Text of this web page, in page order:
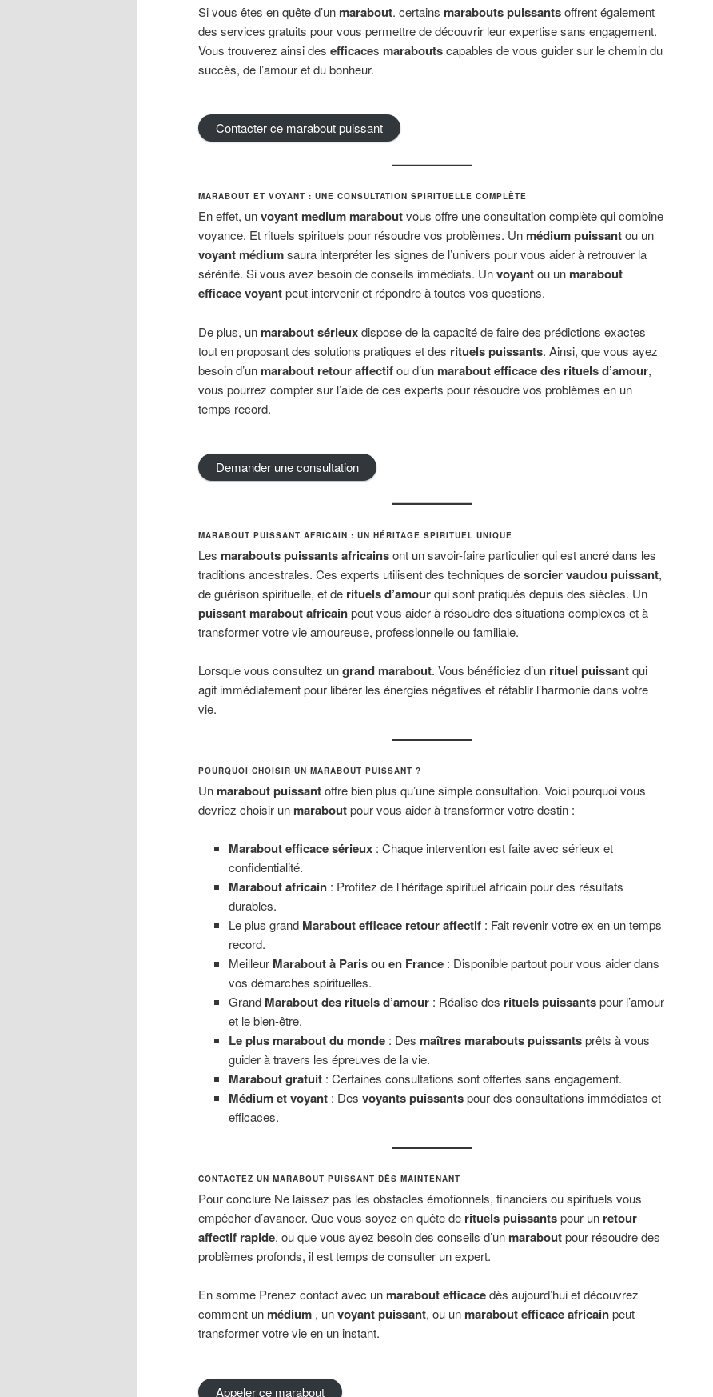
Si vous êtes en quête d’un marabout. certains marabouts puissantsoffrent également
des services gratuits pour vous permettre de découvrir leur expertise sans engagement.
Vous trouverez ainsi des efficaces maraboutscapables de vous guider sur le chemin du
succès, de l’amour et du bonheur.
Contacter ce marabout puissant
MARABOUT ET VOYANT : UNE CONSULTATION SPIRITUELLE COMPLÈTE
En effet, unvoyant medium maraboutvous offre une consultation complète qui combine
voyance. Et rituels spirituels pour résoudre vos problèmes. Un médium puissantou un
voyant médiumsaura interpréter les signes de l’univers pour vous aider à retrouver la
sérénité. Si vous avez besoin de conseils immédiats. Unvoyantou un marabout
efficace voyantpeut intervenir et répondre à toutes vos questions.
De plus, un marabout sérieuxdispose de la capacité de faire des prédictions exactes
tout en proposant des solutions pratiques et des rituels puissants. Ainsi, que vous ayez
besoin d’un marabout retour affectifou d’un marabout efficace des rituels d’amour,
vous pourrez compter sur l’aide de ces experts pour résoudre vos problèmes en un
temps record.
Demander une consultation
MARABOUT PUISSANT AFRICAIN : UN HÉRITAGE SPIRITUEL UNIQUE
Les marabouts puissants africainsont un savoir-faire particulier qui est ancré dans les
traditions ancestrales. Ces experts utilisent des techniques desorcier vaudou puissant,
de guérison spirituelle, et de rituels d’amourqui sont pratiqués depuis des siècles. Un
puissant marabout africainpeut vous aider à résoudre des situations complexes et à
transformer votre vie amoureuse, professionnelle ou familiale.
Lorsque vous consultez ungrand marabout. Vous bénéficiez d’un rituel puissantqui
agit immédiatement pour libérer les énergies négatives et rétablir l’harmonie dans votre
vie.
POURQUOI CHOISIR UN MARABOUT PUISSANT ?
Un marabout puissantoffre bien plus qu’une simple consultation. Voici pourquoi vous
devriez choisir un maraboutpour vous aider à transformer votre destin :
Marabout efficace sérieux: Chaque intervention est faite avec sérieux et
confidentialité.
Marabout africain: Profitez de l’héritage spirituel africain pour des résultats
durables.
Le plus grand Marabout efficace retour affectif: Fait revenir votre ex en un temps
record.
Meilleur Marabout à Paris ou en France: Disponible partout pour vous aider dans
vos démarches spirituelles.
Grand Marabout des rituels d’amour: Réalise des rituels puissantspour l’amour
et le bien-être.
Le plus marabout du monde: Des maîtres marabouts puissantsprêts à vous
guider à travers les épreuves de la vie.
Marabout gratuit: Certaines consultations sont offertes sans engagement.
Médium et voyant: Des voyants puissantspour des consultations immédiates et
efficaces.
CONTACTEZ UN MARABOUT PUISSANT DÈS MAINTENANT
Pour conclure Ne laissez pas les obstacles émotionnels, financiers ou spirituels vous
empêcher d’avancer. Que vous soyez en quête de rituels puissantspour un retour
affectif rapide, ou que vous ayez besoin des conseils d’un maraboutpour résoudre des
problèmes profonds, il est temps de consulter un expert.
En somme Prenez contact avec un marabout efficacedès aujourd’hui et découvrez
comment un médium , unvoyant puissant, ou un marabout efficace africainpeut
transformer votre vie en un instant.
Appeler ce marabout